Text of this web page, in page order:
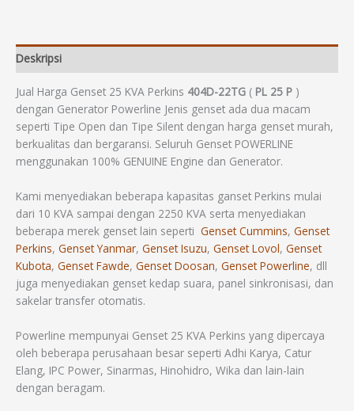
Deskripsi
Jual Harga Genset 25 KVA Perkins 404D-22TG ( PL 25 P )
dengan Generator Powerline Jenis genset ada dua macam
seperti Tipe Open dan Tipe Silent dengan harga genset murah,
berkualitas dan bergaransi. Seluruh Genset POWERLINE
menggunakan 100% GENUINE Engine dan Generator.
Kami menyediakan beberapa kapasitas ganset Perkins mulai
dari 10 KVA sampai dengan 2250 KVA serta menyediakan
beberapa merek genset lain seperti Genset Cummins, Genset
Perkins, Genset Yanmar, Genset Isuzu, Genset Lovol, Genset
Kubota, Genset Fawde, Genset Doosan, Genset Powerline, dll
juga menyediakan genset kedap suara, panel sinkronisasi, dan
sakelar transfer otomatis.
Powerline mempunyai Genset 25 KVA Perkins yang dipercaya
oleh beberapa perusahaan besar seperti Adhi Karya, Catur
Elang, IPC Power, Sinarmas, Hinohidro, Wika dan lain-lain
dengan beragam.